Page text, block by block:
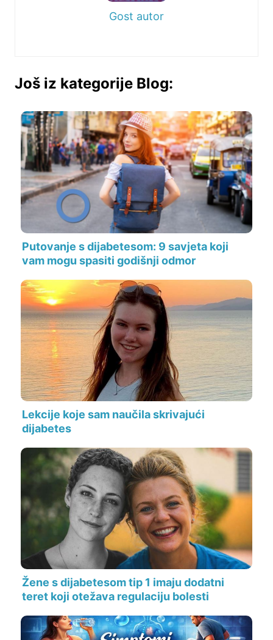
Gost autor
Još iz kategorije Blog:
Putovanje s dijabetesom: 9 savjeta koji
vam mogu spasiti godišnji odmor
Lekcije koje sam naučila skrivajući
dijabetes
Žene s dijabetesom tip 1 imaju dodatni
teret koji otežava regulaciju bolesti